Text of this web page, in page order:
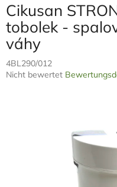
Cikusan
tobolek -
váhy
4BL290/012
Die
Nicht bewertet